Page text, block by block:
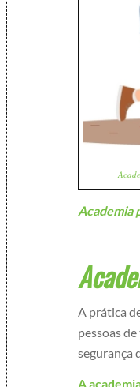
Academia
A prática
pessoas
segurança
A